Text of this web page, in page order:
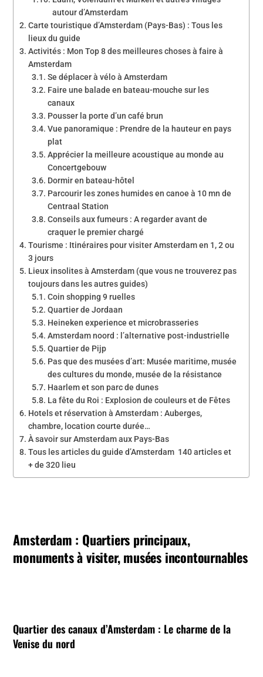
autour d’Amsterdam
Carte touristique d’Amsterdam (Pays-Bas) : Tous les
lieux du guide
Activités : Mon Top 8 des meilleures choses à faire à
Amsterdam
Se déplacer à vélo à Amsterdam
Faire une balade en bateau-mouche sur les
canaux
Pousser la porte d’un café brun
Vue panoramique : Prendre de la hauteur en pays
plat
Apprécier la meilleure acoustique au monde au
Concertgebouw
Dormir en bateau-hôtel
Parcourir les zones humides en canoe à 10 mn de
Centraal Station
Conseils aux fumeurs : A regarder avant de
craquer le premier chargé
Tourisme : Itinéraires pour visiter Amsterdam en 1, 2 ou
3 jours
Lieux insolites à Amsterdam (que vous ne trouverez pas
toujours dans les autres guides)
Coin shopping 9 ruelles
Quartier de Jordaan
Heineken experience et microbrasseries
Amsterdam noord : l’alternative post-industrielle
Quartier de Pijp
Pas que des musées d’art: Musée maritime, musée
des cultures du monde, musée de la résistance
Haarlem et son parc de dunes
La fête du Roi : Explosion de couleurs et de Fêtes
Hotels et réservation à Amsterdam : Auberges,
chambre, location courte durée…
À savoir sur Amsterdam aux Pays-Bas
Tous les articles du guide d’Amsterdam 140 articles et
+ de 320 lieu
Amsterdam : Quartiers principaux,
monuments à visiter, musées incontournables
Quartier des canaux d’Amsterdam : Le charme de la
Venise du nord